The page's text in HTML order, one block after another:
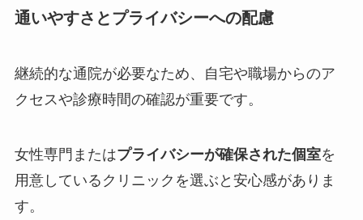
通いやすさとプライバシーへの配慮
継続的な通院が必要なため、自宅や職場からのア
クセスや診療時間の確認が重要です。
女性専門またはプライバシーが確保された個室を
用意しているクリニックを選ぶと安心感がありま
す。